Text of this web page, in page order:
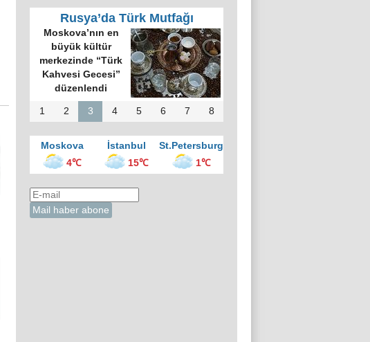
Rusya’da Türk Mutfağı
Moskova’nın en
büyük kültür
merkezinde “Türk
Kahvesi Gecesi”
düzenlendi
1 2 3 4 5 6 7 8
Moskova İstanbul
St.Petersburg
4℃
15℃ 1℃